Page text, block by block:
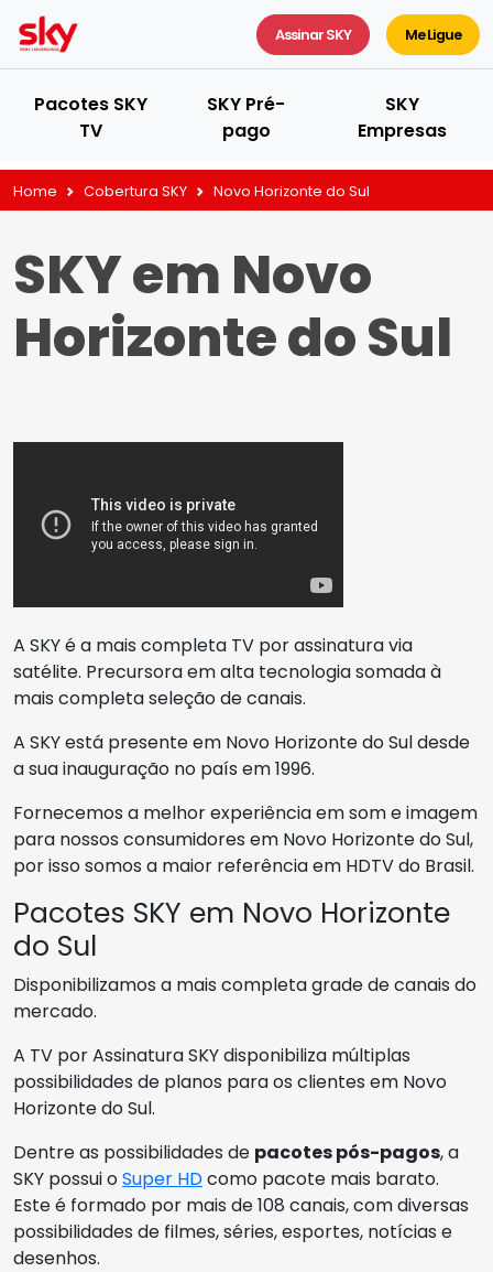
Assinar SKY Me Ligue
Pacotes SKY
TV
SKY Pré-
pago
SKY
Empresas
Home Cobertura SKY Novo Horizonte do Sul
SKY em Novo
Horizonte do Sul
A SKY é a mais completa TV por assinatura via
satélite. Precursora em alta tecnologia somada à
mais completa seleção de canais.
A SKY está presente em Novo Horizonte do Sul desde
a sua inauguração no país em 1996.
Fornecemos a melhor experiência em som e imagem
para nossos consumidores em Novo Horizonte do Sul,
por isso somos a maior referência em HDTV do Brasil.
Pacotes SKY em Novo Horizonte
do Sul
Disponibilizamos a mais completa grade de canais do
mercado.
A TV por Assinatura SKY disponibiliza múltiplas
possibilidades de planos para os clientes em Novo
Horizonte do Sul.
Dentre as possibilidades de pacotes pós-pagos, a
SKY possui oSuper HDcomo pacote mais barato.
Este é formado por mais de 108 canais, com diversas
possibilidades de filmes, séries, esportes, notícias e
desenhos.